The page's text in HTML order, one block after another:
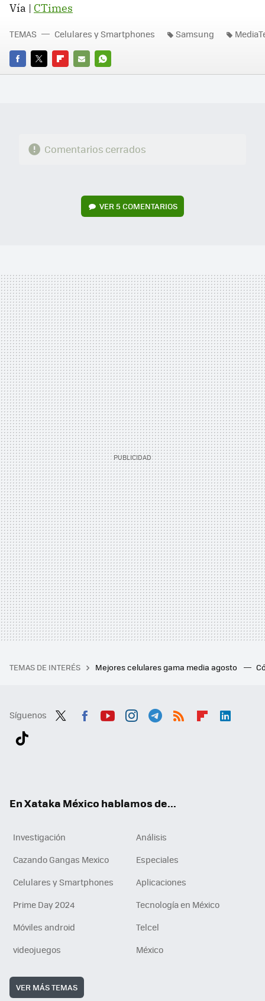
Vía | CTimes
FACEBOOK
TWITTERFLIPBOARD
E-
WHATSAPP
TEMAS Celulares y Smartphones Samsung
Comentarios cerrados
VER5 COMENTARIOS
TEMAS DE INTERÉS Mejores celulares gama media agosto
Síguenos
En Xataka México hablamos de...
Investigación
Análisis
Cazando Gangas Mexico
Especiales
Celulares y Smartphones
Aplicaciones
Prime Day 2024
Tecnología en México
Móviles android
Telcel
videojuegos
México
VER MÁS TEMAS